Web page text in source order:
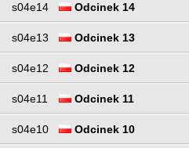
s04e14 Odcinek 14
s04e13 Odcinek 13
s04e12 Odcinek 12
s04e11 Odcinek 11
s04e10 Odcinek 10